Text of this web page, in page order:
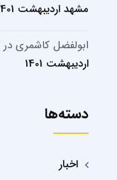
مشهد اردیبهشت 1401
ابولفضل کاشمری در
اردیبهشت 1401
دسته‌ها
اخبار